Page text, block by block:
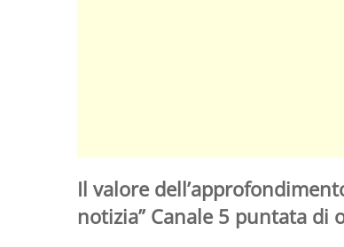
Il valore
notizia” Canale 5 puntata di